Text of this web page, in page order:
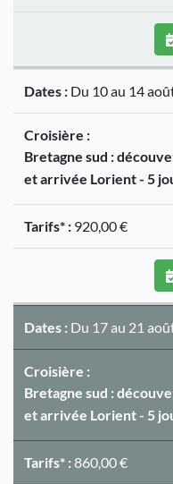
Dates : Du 10 au 14
Croisière :
Bretagne sud :
et arrivée Lorient - 5
Tarifs* : 920,00 €
Dates : Du 17 au 21
Croisière :
Bretagne sud :
et arrivée Lorient - 5
Tarifs* : 860,00 €